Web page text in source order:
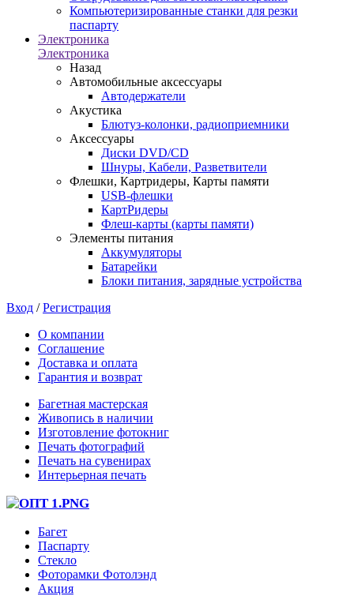
Компьютеризированные станки для резки
паспарту
Электроника
Электроника
Назад
Автомобильные аксессуары
Автодержатели
Акустика
Блютуз-колонки, радиоприемники
Аксессуары
Диски DVD/CD
Шнуры, Кабели, Разветвители
Флешки, Картридеры, Карты памяти
USB-флешки
КартРидеры
Флеш-карты (карты памяти)
Элементы питания
Аккумуляторы
Батарейки
Блоки питания, зарядные устройства
Вход /Регистрация
О компании
Соглашение
Доставка и оплата
Гарантия и возврат
Багетная мастерская
Живопись в наличии
Изготовление фотокниг
Печать фотографий
Печать на сувенирах
Интерьерная печать
Багет
Паспарту
Стекло
Фоторамки Фотолэнд
Акция